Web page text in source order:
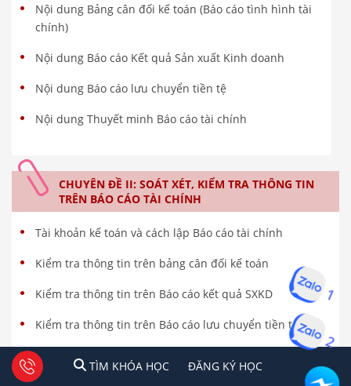
Nội dung Bảng cân đối kế toán (Báo cáo tình hình tài
chính)
Nội dung Báo cáo Kết quả Sản xuất Kinh doanh
Nội dung Báo cáo lưu chuyển tiền tệ
Nội dung Thuyết minh Báo cáo tài chính
CHUYÊN ĐỀ II: SOÁT XÉT, KIỂM TRA THÔNG TIN
TRÊN BÁO CÁO TÀI CHÍNH
Tài khoản kế toán và cách lập Báo cáo tài chính
Kiểm tra thông tin trên bảng cân đối kế toán
Kiểm tra thông tin trên Báo cáo kết quả SXKD
Kiểm tra thông tin trên Báo cáo lưu chuyển tiền tệ
Kiểm tra thông tin trên Thuyết minh BCTC DN
TÌM KHÓA HỌC ĐĂNG KÍ HỌC
1 2 Tư vấn facebook
TÌM KHÓA HỌC ĐĂNG KÝ HỌC
1
2